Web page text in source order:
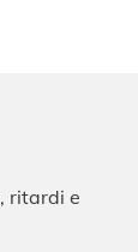
ritardi e